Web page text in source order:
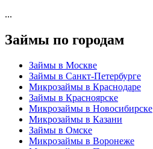
...
Займы по городам
Займы в Москве
Займы в Санкт-Петербурге
Микрозаймы в Краснодаре
Займы в Красноярске
Микрозаймы в Новосибирске
Микрозаймы в Казани
Займы в Омске
Микрозаймы в Воронеже